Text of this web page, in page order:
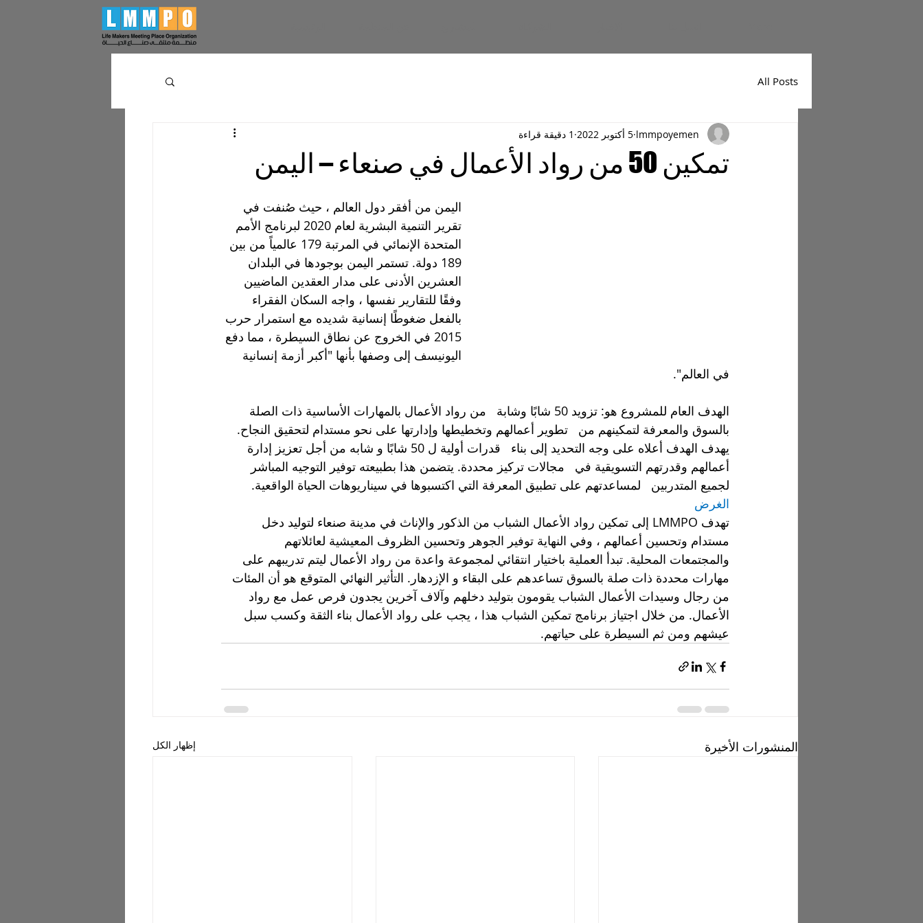
All Posts
تمكين 50 من رواد الأعمال في صنعاء – اليمن
lmmpoyemen 5 أكتوبر 2022 1 دقيقة قراءة
اليمن من أفقر دول العالم ، حيث صُنفت في
تقرير التنمية البشرية لعام 2020 لبرنامج الأمم
المتحدة الإنمائي في المرتبة 179 عالمياً من بين
189 دولة. تستمر اليمن بوجودها في البلدان
العشرين الأدنى على مدار العقدين الماضيين
وفقًا للتقارير نفسها ، واجه السكان الفقراء
بالفعل ضغوطًا إنسانية شديده مع استمرار حرب
2015 في الخروج عن نطاق السيطرة ، مما دفع
اليونيسف إلى وصفها بأنها "أكبر أزمة إنسانية
في العالم".
الهدف العام للمشروع هو: تزويد 50 شابًا وشابة   من رواد الأعمال بالمهارات الأساسية ذات الصلة
بالسوق والمعرفة لتمكينهم من   تطوير أعمالهم وتخطيطها وإدارتها على نحو مستدام لتحقيق النجاح.
يهدف الهدف أعلاه على وجه التحديد إلى بناء   قدرات أولية ل 50 شابًا و شابه من أجل تعزيز إدارة
أعمالهم وقدرتهم التسويقية في   مجالات تركيز محددة. يتضمن هذا بطبيعته توفير التوجيه المباشر
لجميع المتدربين   لمساعدتهم على تطبيق المعرفة التي اكتسبوها في سيناريوهات الحياة الواقعية.
الغرض
تهدف LMMPO إلى تمكين رواد الأعمال الشباب من الذكور والإناث في مدينة صنعاء لتوليد دخل
مستدام وتحسين أعمالهم ، وفي النهاية توفير الجوهر وتحسين الظروف المعيشية لعائلاتهم
والمجتمعات المحلية. تبدأ العملية باختيار انتقائي لمجموعة واعدة من رواد الأعمال ليتم تدريبهم على
مهارات محددة ذات صلة بالسوق تساعدهم على البقاء و الإزدهار. التأثير النهائي المتوقع هو أن المئات
من رجال وسيدات الأعمال الشباب يقومون بتوليد دخلهم وآلاف آخرين يجدون فرص عمل مع رواد
الأعمال. من خلال اجتياز برنامج تمكين الشباب هذا ، يجب على رواد الأعمال بناء الثقة وكسب سبل
عيشهم ومن ثم السيطرة على حياتهم.
المنشورات الأخيرة إظهار الكل